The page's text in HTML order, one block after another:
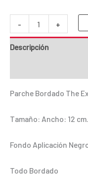
-
PBRK849A
The
Exploited
+
Descripción
Parche Bordado The
Tamaño: Ancho: 12
Fondo Aplicación
Todo Bordado